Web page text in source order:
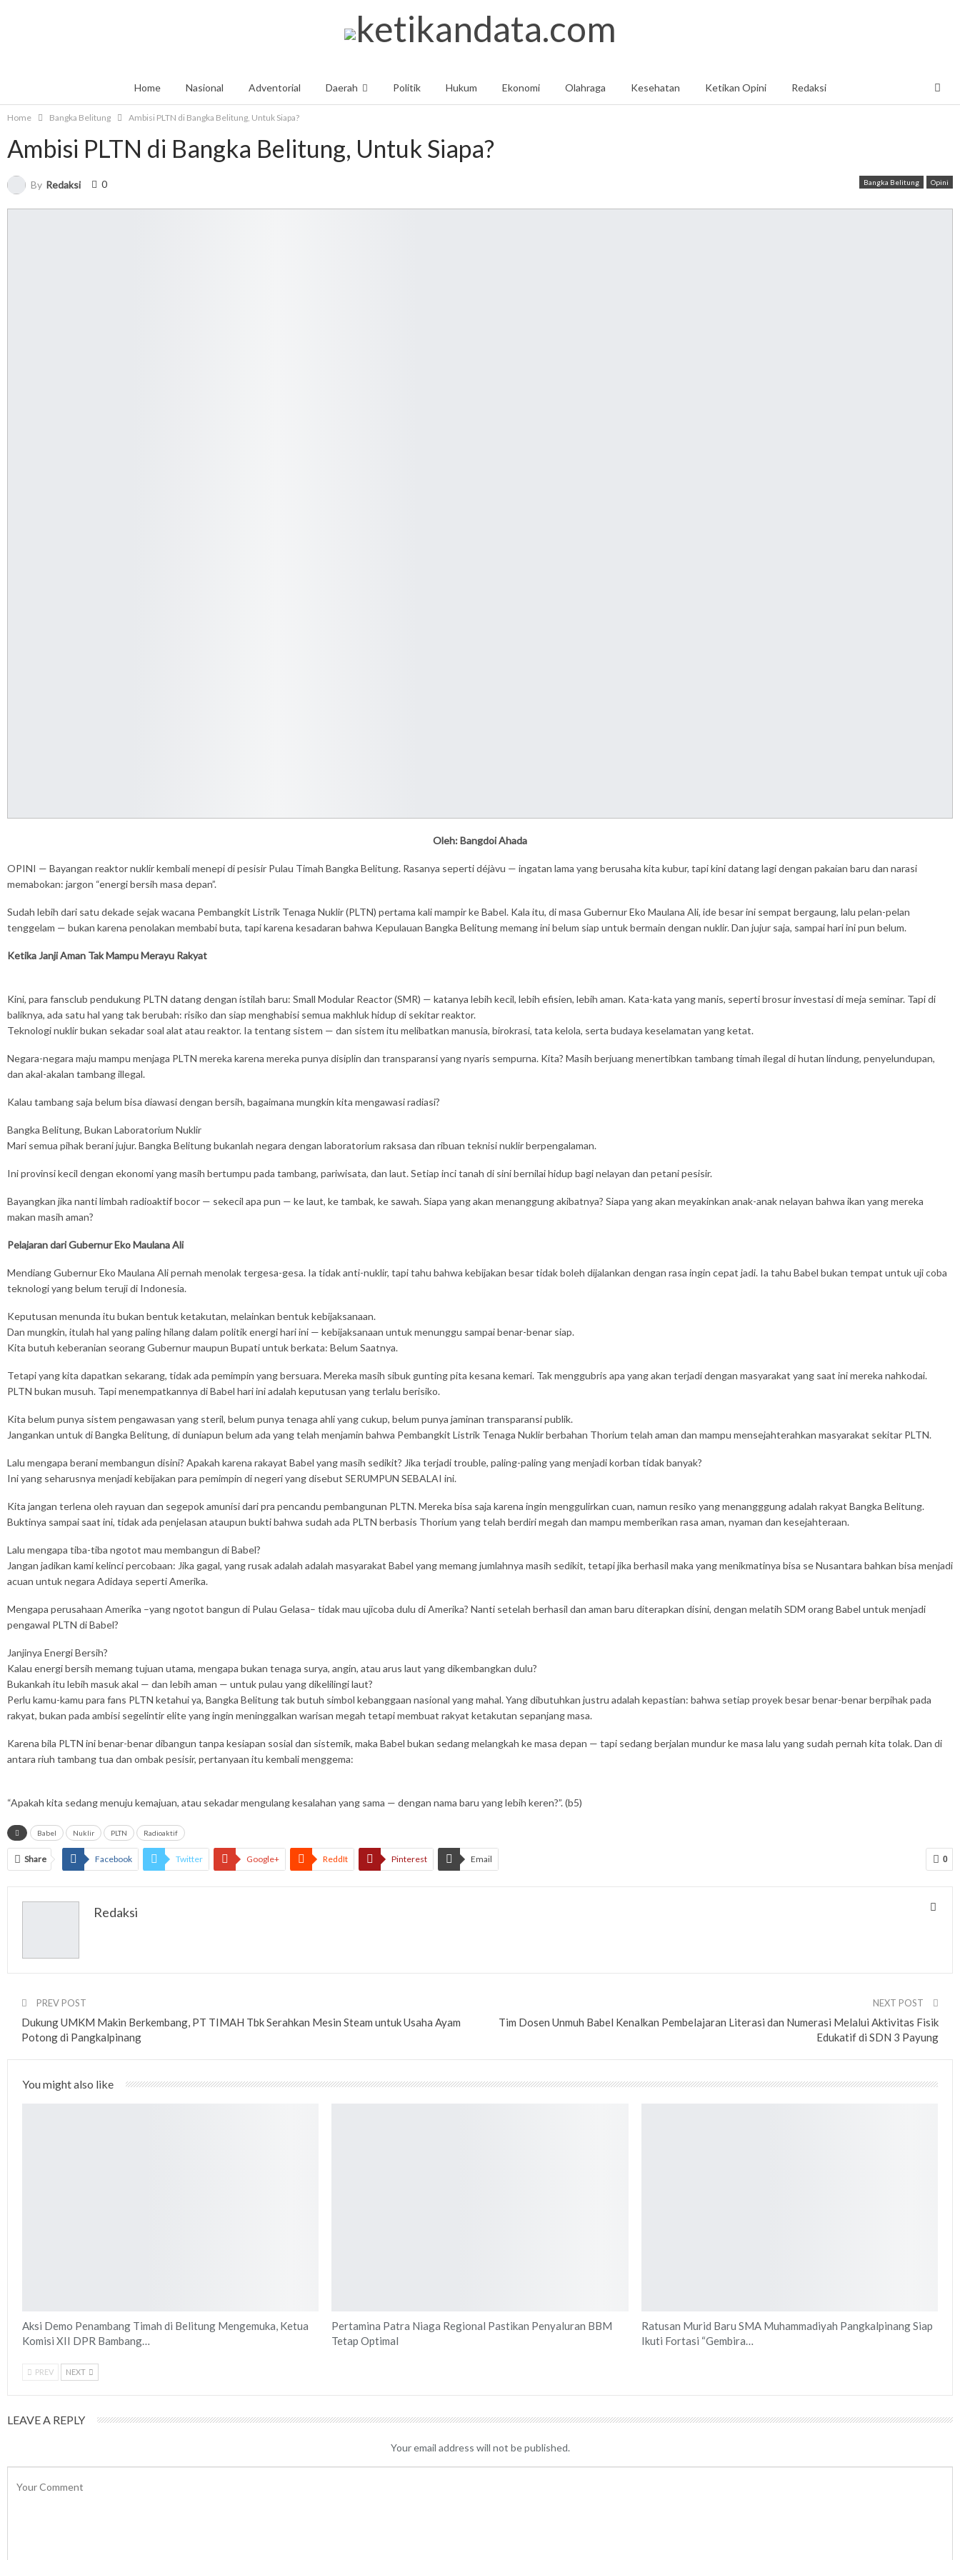
Home Nasional Adventorial Daerah Politik Hukum Ekonomi Olahraga Kesehatan Ketikan Opini Redaksi
Home Bangka Belitung Ambisi PLTN di Bangka Belitung, Untuk Siapa?
Ambisi PLTN di Bangka Belitung, Untuk Siapa?
Bangka Belitung Opini
By Redaksi 0
Oleh: Bangdoi Ahada
OPINI — Bayangan reaktor nuklir kembali menepi di pesisir Pulau Timah Bangka Belitung. Rasanya seperti déjàvu — ingatan lama yang berusaha kita kubur, tapi kini datang lagi dengan pakaian baru dan narasi
memabokan: jargon “energi bersih masa depan”.
Sudah lebih dari satu dekade sejak wacana Pembangkit Listrik Tenaga Nuklir (PLTN) pertama kali mampir ke Babel. Kala itu, di masa Gubernur Eko Maulana Ali, ide besar ini sempat bergaung, lalu pelan-pelan
tenggelam — bukan karena penolakan membabi buta, tapi karena kesadaran bahwa Kepulauan Bangka Belitung memang ini belum siap untuk bermain dengan nuklir. Dan jujur saja, sampai hari ini pun belum.
Ketika Janji Aman Tak Mampu Merayu Rakyat
Kini, para fansclub pendukung PLTN datang dengan istilah baru: Small Modular Reactor (SMR) — katanya lebih kecil, lebih efisien, lebih aman. Kata-kata yang manis, seperti brosur investasi di meja seminar. Tapi di
baliknya, ada satu hal yang tak berubah: risiko dan siap menghabisi semua makhluk hidup di sekitar reaktor.
Teknologi nuklir bukan sekadar soal alat atau reaktor. Ia tentang sistem — dan sistem itu melibatkan manusia, birokrasi, tata kelola, serta budaya keselamatan yang ketat.
Negara-negara maju mampu menjaga PLTN mereka karena mereka punya disiplin dan transparansi yang nyaris sempurna. Kita? Masih berjuang menertibkan tambang timah ilegal di hutan lindung, penyelundupan,
dan akal-akalan tambang illegal.
Kalau tambang saja belum bisa diawasi dengan bersih, bagaimana mungkin kita mengawasi radiasi?
Bangka Belitung, Bukan Laboratorium Nuklir
Mari semua pihak berani jujur. Bangka Belitung bukanlah negara dengan laboratorium raksasa dan ribuan teknisi nuklir berpengalaman.
Ini provinsi kecil dengan ekonomi yang masih bertumpu pada tambang, pariwisata, dan laut. Setiap inci tanah di sini bernilai hidup bagi nelayan dan petani pesisir.
Bayangkan jika nanti limbah radioaktif bocor — sekecil apa pun — ke laut, ke tambak, ke sawah. Siapa yang akan menanggung akibatnya? Siapa yang akan meyakinkan anak-anak nelayan bahwa ikan yang mereka
makan masih aman?
Pelajaran dari Gubernur Eko Maulana Ali
Mendiang Gubernur Eko Maulana Ali pernah menolak tergesa-gesa. Ia tidak anti-nuklir, tapi tahu bahwa kebijakan besar tidak boleh dijalankan dengan rasa ingin cepat jadi. Ia tahu Babel bukan tempat untuk uji coba
teknologi yang belum teruji di Indonesia.
Keputusan menunda itu bukan bentuk ketakutan, melainkan bentuk kebijaksanaan.
Dan mungkin, itulah hal yang paling hilang dalam politik energi hari ini — kebijaksanaan untuk menunggu sampai benar-benar siap.
Kita butuh keberanian seorang Gubernur maupun Bupati untuk berkata: Belum Saatnya.
Tetapi yang kita dapatkan sekarang, tidak ada pemimpin yang bersuara. Mereka masih sibuk gunting pita kesana kemari. Tak menggubris apa yang akan terjadi dengan masyarakat yang saat ini mereka nahkodai.
PLTN bukan musuh. Tapi menempatkannya di Babel hari ini adalah keputusan yang terlalu berisiko.
Kita belum punya sistem pengawasan yang steril, belum punya tenaga ahli yang cukup, belum punya jaminan transparansi publik.
Jangankan untuk di Bangka Belitung, di duniapun belum ada yang telah menjamin bahwa Pembangkit Listrik Tenaga Nuklir berbahan Thorium telah aman dan mampu mensejahterahkan masyarakat sekitar PLTN.
Lalu mengapa berani membangun disini? Apakah karena rakayat Babel yang masih sedikit? Jika terjadi trouble, paling-paling yang menjadi korban tidak banyak?
Ini yang seharusnya menjadi kebijakan para pemimpin di negeri yang disebut SERUMPUN SEBALAI ini.
Kita jangan terlena oleh rayuan dan segepok amunisi dari pra pencandu pembangunan PLTN. Mereka bisa saja karena ingin menggulirkan cuan, namun resiko yang menangggung adalah rakyat Bangka Belitung.
Buktinya sampai saat ini, tidak ada penjelasan ataupun bukti bahwa sudah ada PLTN berbasis Thorium yang telah berdiri megah dan mampu memberikan rasa aman, nyaman dan kesejahteraan.
Lalu mengapa tiba-tiba ngotot mau membangun di Babel?
Jangan jadikan kami kelinci percobaan: Jika gagal, yang rusak adalah adalah masyarakat Babel yang memang jumlahnya masih sedikit, tetapi jika berhasil maka yang menikmatinya bisa se Nusantara bahkan bisa menjadi
acuan untuk negara Adidaya seperti Amerika.
Mengapa perusahaan Amerika –yang ngotot bangun di Pulau Gelasa– tidak mau ujicoba dulu di Amerika? Nanti setelah berhasil dan aman baru diterapkan disini, dengan melatih SDM orang Babel untuk menjadi
pengawal PLTN di Babel?
Janjinya Energi Bersih?
Kalau energi bersih memang tujuan utama, mengapa bukan tenaga surya, angin, atau arus laut yang dikembangkan dulu?
Bukankah itu lebih masuk akal — dan lebih aman — untuk pulau yang dikelilingi laut?
Perlu kamu-kamu para fans PLTN ketahui ya, Bangka Belitung tak butuh simbol kebanggaan nasional yang mahal. Yang dibutuhkan justru adalah kepastian: bahwa setiap proyek besar benar-benar berpihak pada
rakyat, bukan pada ambisi segelintir elite yang ingin meninggalkan warisan megah tetapi membuat rakyat ketakutan sepanjang masa.
Karena bila PLTN ini benar-benar dibangun tanpa kesiapan sosial dan sistemik, maka Babel bukan sedang melangkah ke masa depan — tapi sedang berjalan mundur ke masa lalu yang sudah pernah kita tolak. Dan di
antara riuh tambang tua dan ombak pesisir, pertanyaan itu kembali menggema:
“Apakah kita sedang menuju kemajuan, atau sekadar mengulang kesalahan yang sama — dengan nama baru yang lebih keren?”. (b5)
Babel Nuklir PLTN Radioaktif
0
Share Facebook Twitter Google+ ReddIt Pinterest Email
Redaksi
PREV POST
Dukung UMKM Makin Berkembang, PT TIMAH Tbk Serahkan Mesin Steam untuk Usaha Ayam
Potong di Pangkalpinang
NEXT POST
Tim Dosen Unmuh Babel Kenalkan Pembelajaran Literasi dan Numerasi Melalui Aktivitas Fisik
Edukatif di SDN 3 Payung
You might also like
Aksi Demo Penambang Timah di Belitung Mengemuka, Ketua
Komisi XII DPR Bambang…
Pertamina Patra Niaga Regional Pastikan Penyaluran BBM
Tetap Optimal
Ratusan Murid Baru SMA Muhammadiyah Pangkalpinang Siap
Ikuti Fortasi “Gembira…
PREV NEXT
LEAVE A REPLY
Your email address will not be published.